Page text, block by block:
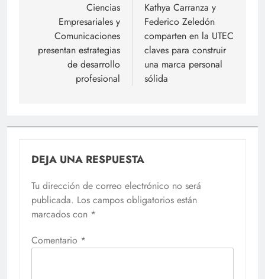
entradas
Ciencias
Empresariales y
Comunicaciones
presentan estrategias
de desarrollo
profesional
Kathya Carranza y
Federico Zeledón
comparten en la UTEC
claves para construir
una marca personal
sólida
DEJA UNA RESPUESTA
Tu dirección de correo electrónico no será
publicada. Los campos obligatorios están
marcados con *
Comentario *